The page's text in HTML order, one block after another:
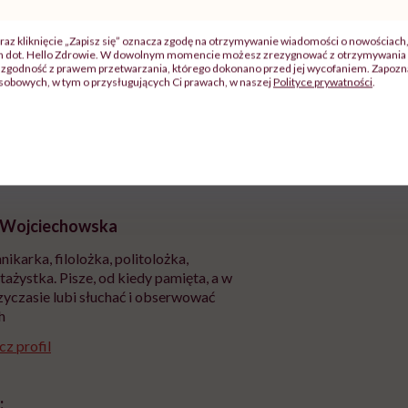
Wkrótce nowa
Instrukcja". Tym
atakach paniki.
filolożka, politolożka,
Pisze, od kiedy pamięta, a w
lubi słuchać i obserwować
profil
kliknięcie „Zapisz się” oznacza zgodę na otrzymywanie wiadomości o
dot. Hello Zdrowie. W dowolnym momencie możesz zrezygnować z
zgodność z prawem przetwarzania, którego dokonano przed jej wycofaniem.
w tym o przysługujących Ci prawach, w naszejPolityce prywatności.